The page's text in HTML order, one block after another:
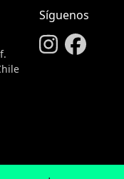
Síguenos